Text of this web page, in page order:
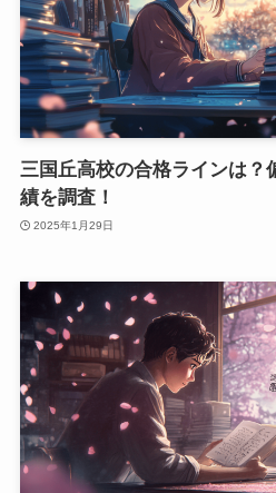
三国丘高校の合格ラインは？
績を調査！
2025年1月29日